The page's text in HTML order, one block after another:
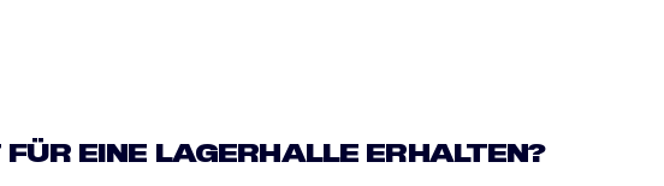
EINE LAGERHALLE ERHALTEN?